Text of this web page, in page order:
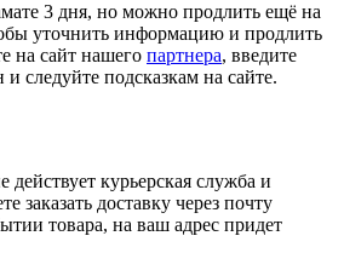
3 дня, но можно продлить ещё на
уточнить информацию и продлить
на сайт нашего партнера, введите
и следуйте подсказкам на сайте.
курьерская служба и
заказать доставку через почту
товара, на ваш адрес придет